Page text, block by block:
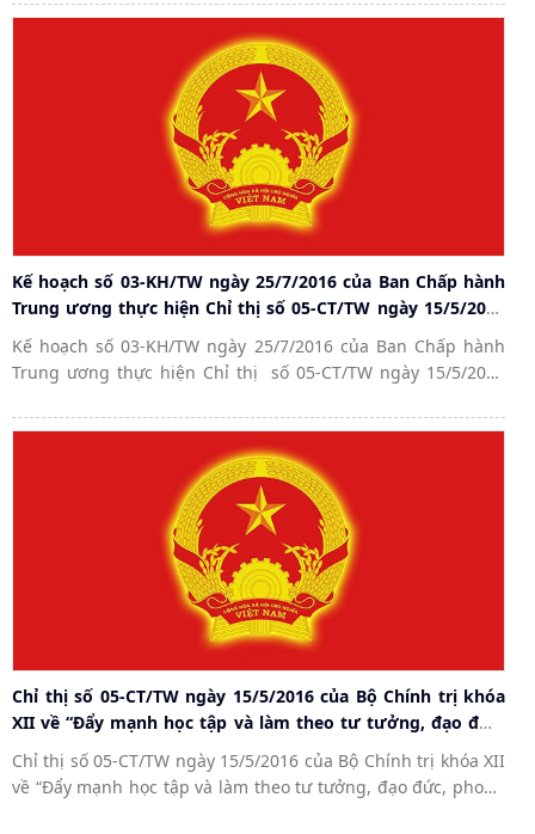
theo tư tưởng, đạo đức, phong cách Hồ Chí Minh.
Kế hoạch số 03-KH/TW ngày 25/7/2016 của Ban Chấp hành
Trung ương thực hiện Chỉ thị số 05-CT/TW ngày 15/5/2016
của Bộ Chính trị về “Đẩy mạnh học tập và làm theo tư
tưởng, đạo đức, phong cách Hồ chí Minh”.
Kế hoạch số 03-KH/TW ngày 25/7/2016 của Ban Chấp hành
Trung ương thực hiện Chỉ thị số 05-CT/TW ngày 15/5/2016
đạo đức, phong cách Hồ chí Minh”.
Chỉ thị số 05-CT/TW ngày 15/5/2016 của Bộ Chính trị khóa
XII về “Đẩy mạnh học tập và làm theo tư tưởng, đạo đức,
phong cách Hồ Chí Minh”.
Chỉ thị số 05-CT/TW ngày 15/5/2016 của Bộ Chính trị khóa XII
về “Đẩy mạnh học tập và làm theo tư tưởng, đạo đức, phong